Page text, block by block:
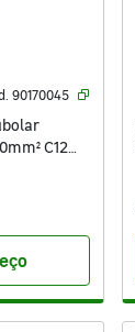
90170045
C12